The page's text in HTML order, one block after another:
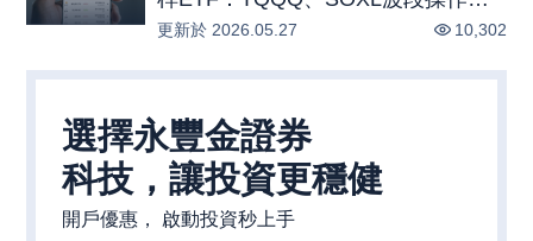
略與損耗風險解析
更新於 2026.05.27 10,302
選擇永豐金證券
科技，讓投資更穩健
開戶優惠， 啟動投資秒上手